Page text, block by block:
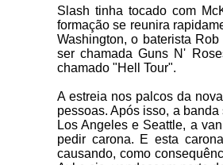
Slash tinha tocado com
formação se reunira
Washington, o baterista
ser chamada Guns N'
chamado "Hell Tour".
A estreia nos palcos da
pessoas. Após isso, a
Los Angeles e Seattle, a
pedir carona. E esta
causando, como